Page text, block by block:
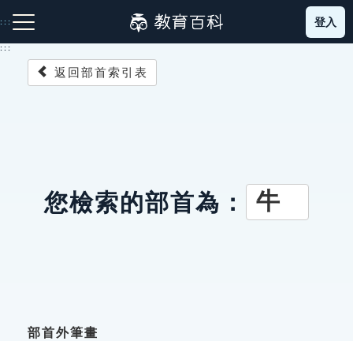
到
主
:::
成語故事
登入
:::
返回部首索引表
您檢索的部首為： 牛
部首外筆畫